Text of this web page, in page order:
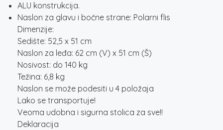
ALU konstrukcija.
Naslon za glavu i bočne strane: Polarni flis
Dimenzije:
Sedište: 52,5 x 51 cm
Naslon za leđa: 62 cm (V) x 51 cm (Š)
Nosivost: do 140 kg
Težina: 6,8 kg
Naslon se može podesiti u 4 položaja
Lako se transportuje!
Veoma udobna i sigurna stolica za sve!!
Deklaracija